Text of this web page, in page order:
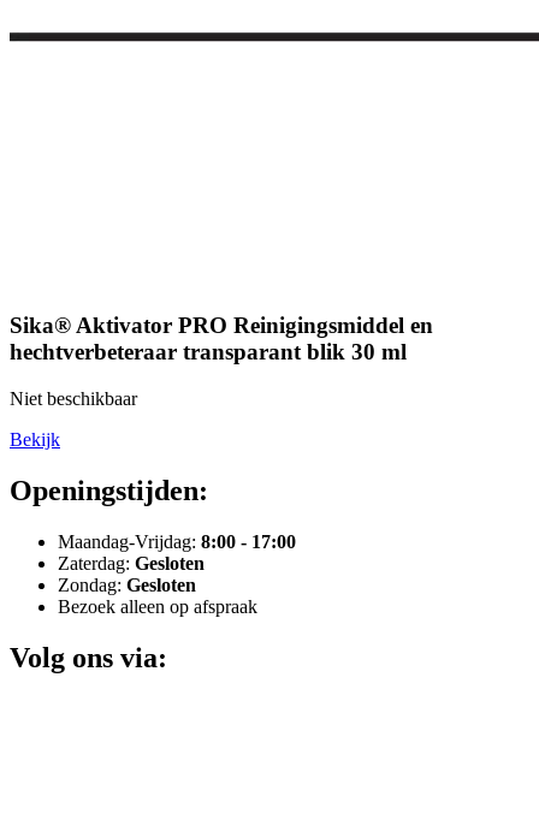
Sika® Aktivator PRO Reinigingsmiddel en
hechtverbeteraar transparant blik 30 ml
Niet beschikbaar
Bekijk
Openingstijden:
Maandag-Vrijdag: 8:00 - 17:00
Zaterdag: Gesloten
Zondag: Gesloten
Bezoek alleen op afspraak
Volg ons via: